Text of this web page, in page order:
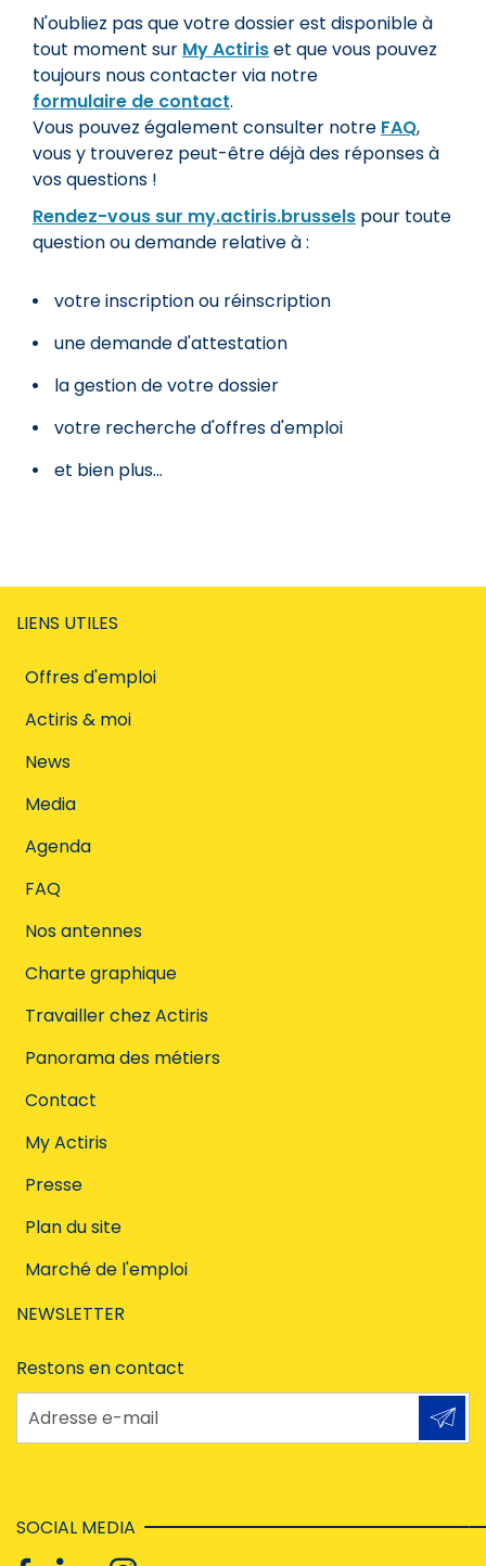
N'oubliez pas que votre dossier est disponible à
tout moment sur My Actiriset que vous pouvez
toujours nous contacter via notre
formulaire de contact.
Vous pouvez également consulter notre FAQ,
vous y trouverez peut-être déjà des réponses à
vos questions !
Rendez-vous sur my.actiris.brussels pour toute
question ou demande relative à :
votre inscription ou réinscription
une demande d'attestation
la gestion de votre dossier
votre recherche d'offres d'emploi
et bien plus...
LIENS UTILES
Offres d'emploi
Actiris & moi
News
Media
Agenda
FAQ
Nos antennes
Charte graphique
Travailler chez Actiris
Panorama des métiers
Contact
My Actiris
Presse
Plan du site
Marché de l'emploi
NEWSLETTER
Restons en contact
Adresse e-mail
SOCIAL MEDIA